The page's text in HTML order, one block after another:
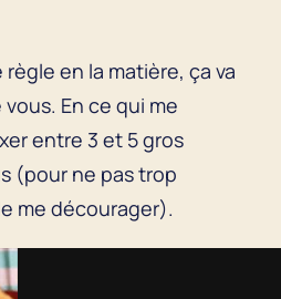
règle en la matière, ça va
En ce qui me
entre 3 et 5 gros
(pour ne pas trop
me décourager).